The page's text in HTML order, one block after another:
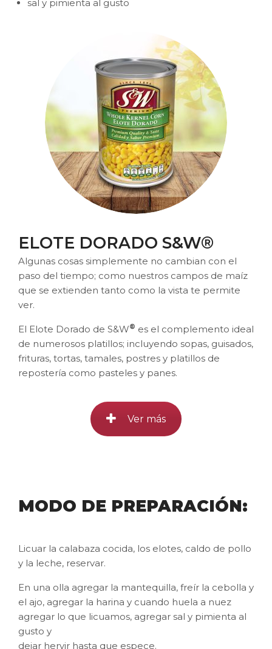
sal y pimienta al gusto
ELOTE DORADO S&W®
Algunas cosas simplemente no cambian con el
paso del tiempo; como nuestros campos de maíz
que se extienden tanto como la vista te permite
ver.
El Elote Dorado de S&W® es el complemento ideal
de numerosos platillos; incluyendo sopas, guisados,
frituras, tortas, tamales, postres y platillos de
repostería como pasteles y panes.
Ver más
MODO DE PREPARACIÓN:
Licuar la calabaza cocida, los elotes, caldo de pollo
y la leche, reservar.
En una olla agregar la mantequilla, freír la cebolla y
el ajo, agregar la harina y cuando huela a nuez
agregar lo que licuamos, agregar sal y pimienta al
gusto y
dejar hervir hasta que espece.